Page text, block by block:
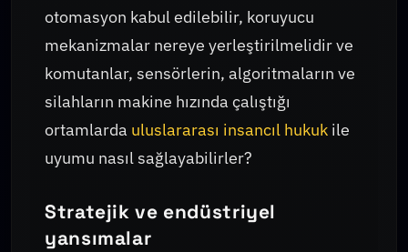
otomasyon kabul edilebilir, koruyucu
mekanizmalar nereye yerleştirilmelidir ve
komutanlar, sensörlerin, algoritmaların ve
silahların makine hızında çalıştığı
ortamlarda uluslararası insancıl hukuk ile
uyumu nasıl sağlayabilirler?
Stratejik ve endüstriyel
yansımalar